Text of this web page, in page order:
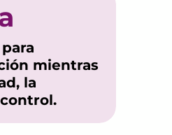
mientras
la